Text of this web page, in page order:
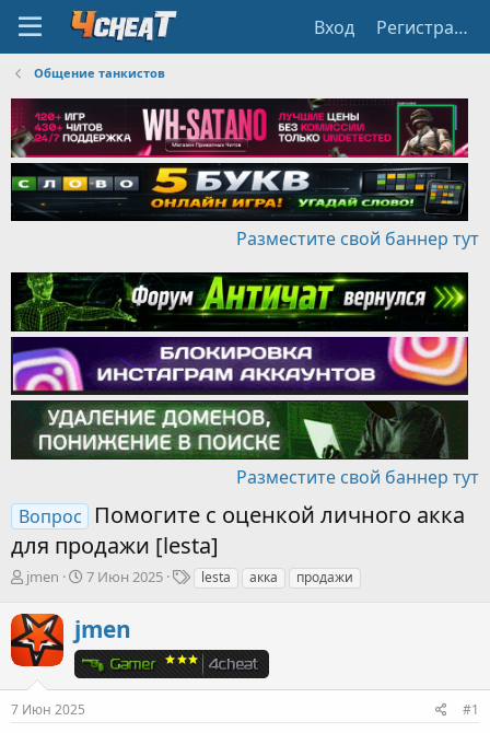
Вход Регистрация
Общение танкистов
Разместите свой баннер тут
Разместите свой баннер тут
Вопрос
Помогите с оценкой личного акка
для продажи [lesta]
А
т
о
р
е
м
jmen
Д
а
н
а
ч
7 Июн 2025
Тlesta акка продажи
jmen
7 Июн 2025 #1